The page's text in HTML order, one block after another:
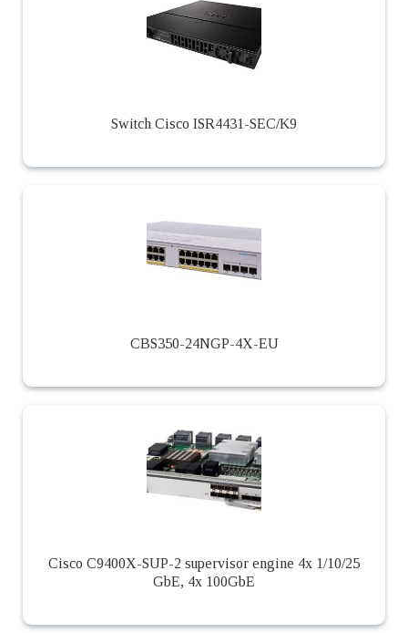
Switch Cisco ISR4431-SEC/K9
CBS350-24NGP-4X-EU
Cisco C9400X-SUP-2 supervisor engine 4x 1/10/25
GbE, 4x 100GbE